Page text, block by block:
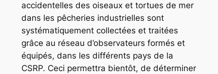
accidentelles des oiseaux et tortues de mer
dans les pêcheries industrielles sont
systématiquement collectées et traitées
grâce au réseau d’observateurs formés et
équipés, dans les différents pays de la
CSRP. Ceci permettra bientôt, de déterminer